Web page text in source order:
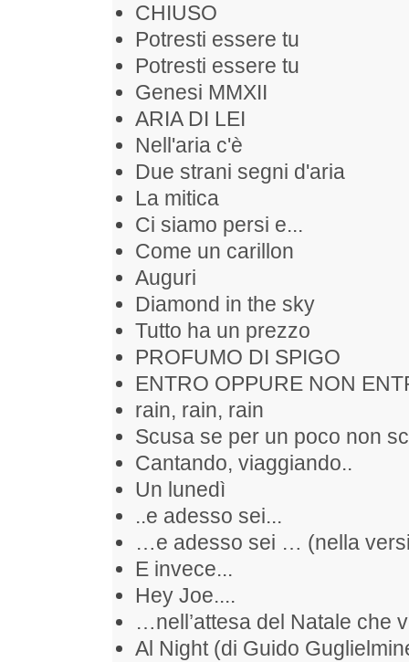
CHIUSO
Potresti essere tu
Potresti essere tu
Genesi MMXII
ARIA DI LEI
Nell'aria c'è
Due strani segni d'aria
La mitica
Ci siamo persi e...
Come un carillon
Auguri
Diamond in the sky
Tutto ha un prezzo
PROFUMO DI SPIGO
ENTRO OPPURE NON
rain, rain, rain
Scusa se per un poco non
Cantando, viaggiando..
Un lunedì
..e adesso sei...
…e adesso sei … (nella
E invece...
Hey Joe....
…nell’attesa del Natale che
Al Night (di Guido